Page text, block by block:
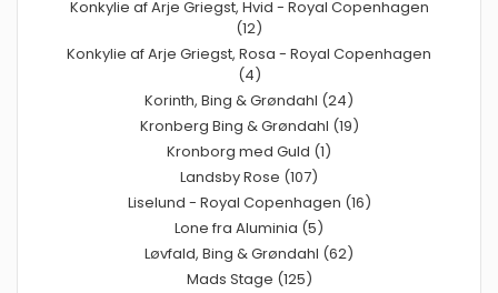
Konkylie af Arje Griegst, Hvid - Royal Copenhagen
(12)
Konkylie af Arje Griegst, Rosa - Royal Copenhagen
(4)
Korinth, Bing & Grøndahl (24)
Kronberg Bing & Grøndahl (19)
Kronborg med Guld (1)
Landsby Rose (107)
Liselund - Royal Copenhagen (16)
Lone fra Aluminia (5)
Løvfald, Bing & Grøndahl (62)
Mads Stage (125)